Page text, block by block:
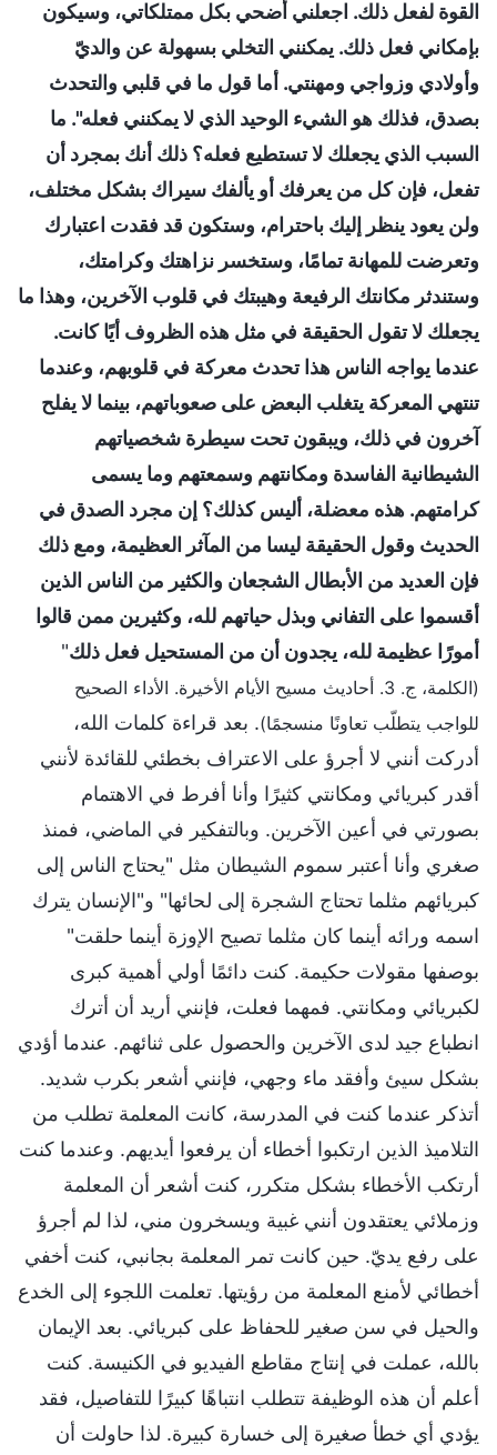
القوة لفعل ذلك. اجعلني أضحي بكل ممتلكاتي، وسيكون
بإمكاني فعل ذلك. يمكنني التخلي بسهولة عن والديّ
وأولادي وزواجي ومهنتي. أما قول ما في قلبي والتحدث
بصدق، فذلك هو الشيء الوحيد الذي لا يمكنني فعله". ما
السبب الذي يجعلك لا تستطيع فعله؟ ذلك أنك بمجرد أن
تفعل، فإن كل من يعرفك أو يألفك سيراك بشكل مختلف،
ولن يعود ينظر إليك باحترام، وستكون قد فقدت اعتبارك
وتعرضت للمهانة تمامًا، وستخسر نزاهتك وكرامتك،
وستندثر مكانتك الرفيعة وهيبتك في قلوب الآخرين، وهذا ما
يجعلك لا تقول الحقيقة في مثل هذه الظروف أيًا كانت.
عندما يواجه الناس هذا تحدث معركة في قلوبهم، وعندما
تنتهي المعركة يتغلب البعض على صعوباتهم، بينما لا يفلح
آخرون في ذلك، ويبقون تحت سيطرة شخصياتهم
الشيطانية الفاسدة ومكانتهم وسمعتهم وما يسمى
كرامتهم. هذه معضلة، أليس كذلك؟ إن مجرد الصدق في
الحديث وقول الحقيقة ليسا من المآثر العظيمة، ومع ذلك
فإن العديد من الأبطال الشجعان والكثير من الناس الذين
أقسموا على التفاني وبذل حياتهم لله، وكثيرين ممن قالوا
أمورًا عظيمة لله، يجدون أن من المستحيل فعل ذلك"
(الكلمة، ج. 3. أحاديث مسيح الأيام الأخيرة. الأداء الصحيح
للواجب يتطلّب تعاونًا منسجمًا). بعد قراءة كلمات الله،
أدركت أنني لا أجرؤ على الاعتراف بخطئي للقائدة لأنني
أقدر كبريائي ومكانتي كثيرًا وأنا أفرط في الاهتمام
بصورتي في أعين الآخرين. وبالتفكير في الماضي، فمنذ
صغري وأنا أعتبر سموم الشيطان مثل "يحتاج الناس إلى
كبريائهم مثلما تحتاج الشجرة إلى لحائها" و"الإنسان يترك
اسمه ورائه أينما كان مثلما تصيح الإوزة أينما حلقت"
بوصفها مقولات حكيمة. كنت دائمًا أولي أهمية كبرى
لكبريائي ومكانتي. فمهما فعلت، فإنني أريد أن أترك
انطباع جيد لدى الآخرين والحصول على ثنائهم. عندما أؤدي
بشكل سيئ وأفقد ماء وجهي، فإنني أشعر بكرب شديد.
أتذكر عندما كنت في المدرسة، كانت المعلمة تطلب من
التلاميذ الذين ارتكبوا أخطاء أن يرفعوا أيديهم. وعندما كنت
أرتكب الأخطاء بشكل متكرر، كنت أشعر أن المعلمة
وزملائي يعتقدون أنني غبية ويسخرون مني، لذا لم أجرؤ
على رفع يديّ. حين كانت تمر المعلمة بجانبي، كنت أخفي
أخطائي لأمنع المعلمة من رؤيتها. تعلمت اللجوء إلى الخدع
والحيل في سن صغير للحفاظ على كبريائي. بعد الإيمان
بالله، عملت في إنتاج مقاطع الفيديو في الكنيسة. كنت
أعلم أن هذه الوظيفة تتطلب انتباهًا كبيرًا للتفاصيل، فقد
يؤدي أي خطأ صغيرة إلى خسارة كبيرة. لذا حاولت أن